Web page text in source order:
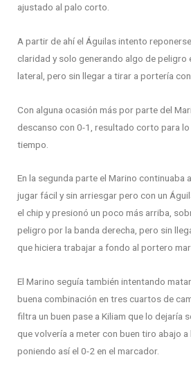
ajustado al palo corto.
A partir de ahí el Águilas intento
claridad y solo generando algo de peligro
lateral, pero sin llegar a tirar a portería
Con alguna ocasión más por parte del
descanso con 0-1, resultado corto para
tiempo.
En la segunda parte el Marino continuaba
jugar fácil y sin arriesgar pero con un
el chip y presionó un poco más arriba,
peligro por la banda derecha, pero sin
que hiciera trabajar a fondo al portero
El Marino seguía también intentando
buena combinación en tres cuartos de
filtra un buen pase a Kiliam que lo dejaría
que volvería a meter con buen tiro abajo
poniendo así el 0-2 en el marcador.